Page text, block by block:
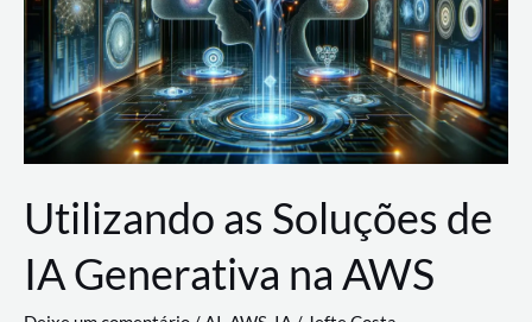
Utilizando as Soluções de
IA Generativa na AWS